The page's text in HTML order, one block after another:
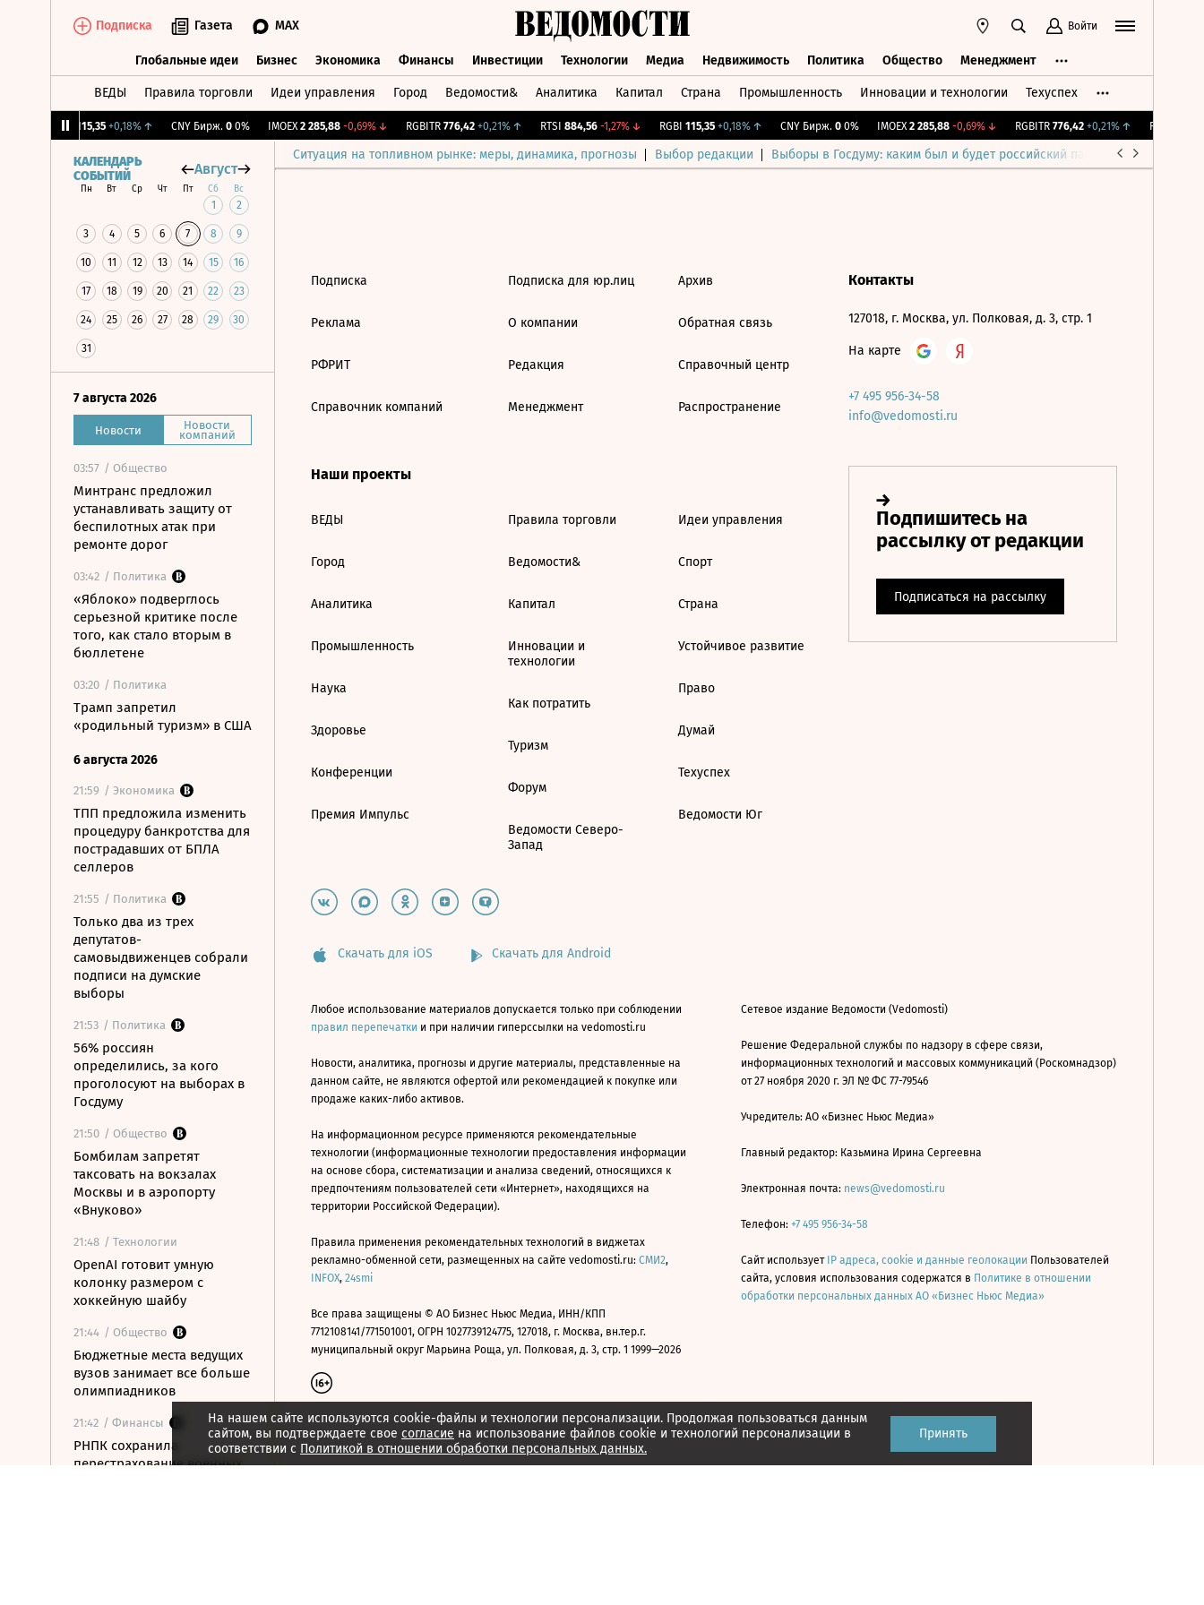
Подписка Газета MAX Войти
Глобальные идеи Бизнес Экономика Финансы Инвестиции Технологии Медиа Недвижимость Политика Общество Менеджмент
ВЕДЫ Правила торговли Идеи управления Город Ведомости& Аналитика Капитал Страна Промышленность Инновации и технологии Техуспех
115,35 +0,18%↑ CNY Бирж. 0 0% IMOEX 2 285,88 -0,69%↓ RGBITR 776,42 +0,21%↑ RTSI 884,56 -1,27%↓ RGBI 115,35 +0,18%↑ CNY Бирж. 0 0% IMOEX 2 285,88 -0,69%↓ RGBITR 776,42 +0,21%↑ RTSI
Ситуация на топливном рынке: меры, динамика, прогнозы Выбор редакции Выборы в Госдуму: каким был и будет российский парламент
КАЛЕНДАРЬ
СОБЫТИЙ
Август
Пн Вт Ср Чт Пт Сб Вс
1 2
3 4 5 6 7 8 9
10 11 12 13 14 15 16
17 18 19 20 21 22 23
24 25 26 27 28 29 30
31
7 августа 2026
Новости Новости
компаний
03:57 / Общество
Минтранс предложил
устанавливать защиту от
беспилотных атак при
ремонте дорог
03:42 / Политика
«Яблоко» подверглось
серьезной критике после
того, как стало вторым в
бюллетене
03:20 / Политика
Трамп запретил
«родильный туризм» в США
6 августа 2026
21:59 / Экономика
ТПП предложила изменить
процедуру банкротства для
пострадавших от БПЛА
селлеров
21:55 / Политика
Только два из трех
депутатов-
самовыдвиженцев собрали
подписи на думские
выборы
21:53 / Политика
56% россиян
определились, за кого
проголосуют на выборах в
Госдуму
21:50 / Общество
Бомбилам запретят
таксовать на вокзалах
Москвы и в аэропорту
«Внуково»
21:48 / Технологии
OpenAI готовит умную
колонку размером с
хоккейную шайбу
21:44 / Общество
Бюджетные места ведущих
вузов занимает все больше
олимпиадников
21:42 / Финансы
РНПК сохранила
перестрахование военных
На нашем сайте используются cookie-файлы и технологии персонализации. Продолжая пользоваться данным
сайтом, вы подтверждаете свое согласие на использование файлов cookie и технологий персонализации в
соответствии с Политикой в отношении обработки персональных данных.
Принять
Подписка
Реклама
РФРИТ
Справочник компаний
Подписка для юр.лиц
О компании
Редакция
Менеджмент
Архив
Обратная связь
Справочный центр
Распространение
Наши проекты
ВЕДЫ
Город
Аналитика
Промышленность
Наука
Здоровье
Конференции
Премия Импульс
Правила торговли
Ведомости&
Капитал
Инновации и
технологии
Как потратить
Туризм
Форум
Ведомости Северо-
Запад
Идеи управления
Спорт
Страна
Устойчивое развитие
Право
Думай
Техуспех
Ведомости Юг
Контакты
127018, г. Москва, ул. Полковая, д. 3, стр. 1
На карте
+7 495 956-34-58
info@vedomosti.ru
Скачать для iOS Скачать для Android
Любое использование материалов допускается только при соблюдении
правил перепечатки и при наличии гиперссылки на vedomosti.ru
Новости, аналитика, прогнозы и другие материалы, представленные на
данном сайте, не являются офертой или рекомендацией к покупке или
продаже каких-либо активов.
На информационном ресурсе применяются рекомендательные
технологии (информационные технологии предоставления информации
на основе сбора, систематизации и анализа сведений, относящихся к
предпочтениям пользователей сети «Интернет», находящихся на
территории Российской Федерации).
Правила применения рекомендательных технологий в виджетах
рекламно-обменной сети, размещенных на сайте vedomosti.ru: СМИ2,
INFOX, 24smi
Все права защищены © АО Бизнес Ньюс Медиа, ИНН/КПП
7712108141/771501001, ОГРН 1027739124775, 127018, г. Москва, вн.тер.г.
муниципальный округ Марьина Роща, ул. Полковая, д. 3, стр. 1 1999—2026
Сетевое издание Ведомости (Vedomosti)
Решение Федеральной службы по надзору в сфере связи,
информационных технологий и массовых коммуникаций (Роскомнадзор)
от 27 ноября 2020 г. ЭЛ № ФС 77-79546
Учредитель: АО «Бизнес Ньюс Медиа»
Главный редактор: Казьмина Ирина Сергеевна
Электронная почта: news@vedomosti.ru
Телефон: +7 495 956-34-58
Сайт использует IP адреса, cookie и данные геолокации Пользователей
сайта, условия использования содержатся в Политике в отношении
обработки персональных данных АО «Бизнес Ньюс Медиа»